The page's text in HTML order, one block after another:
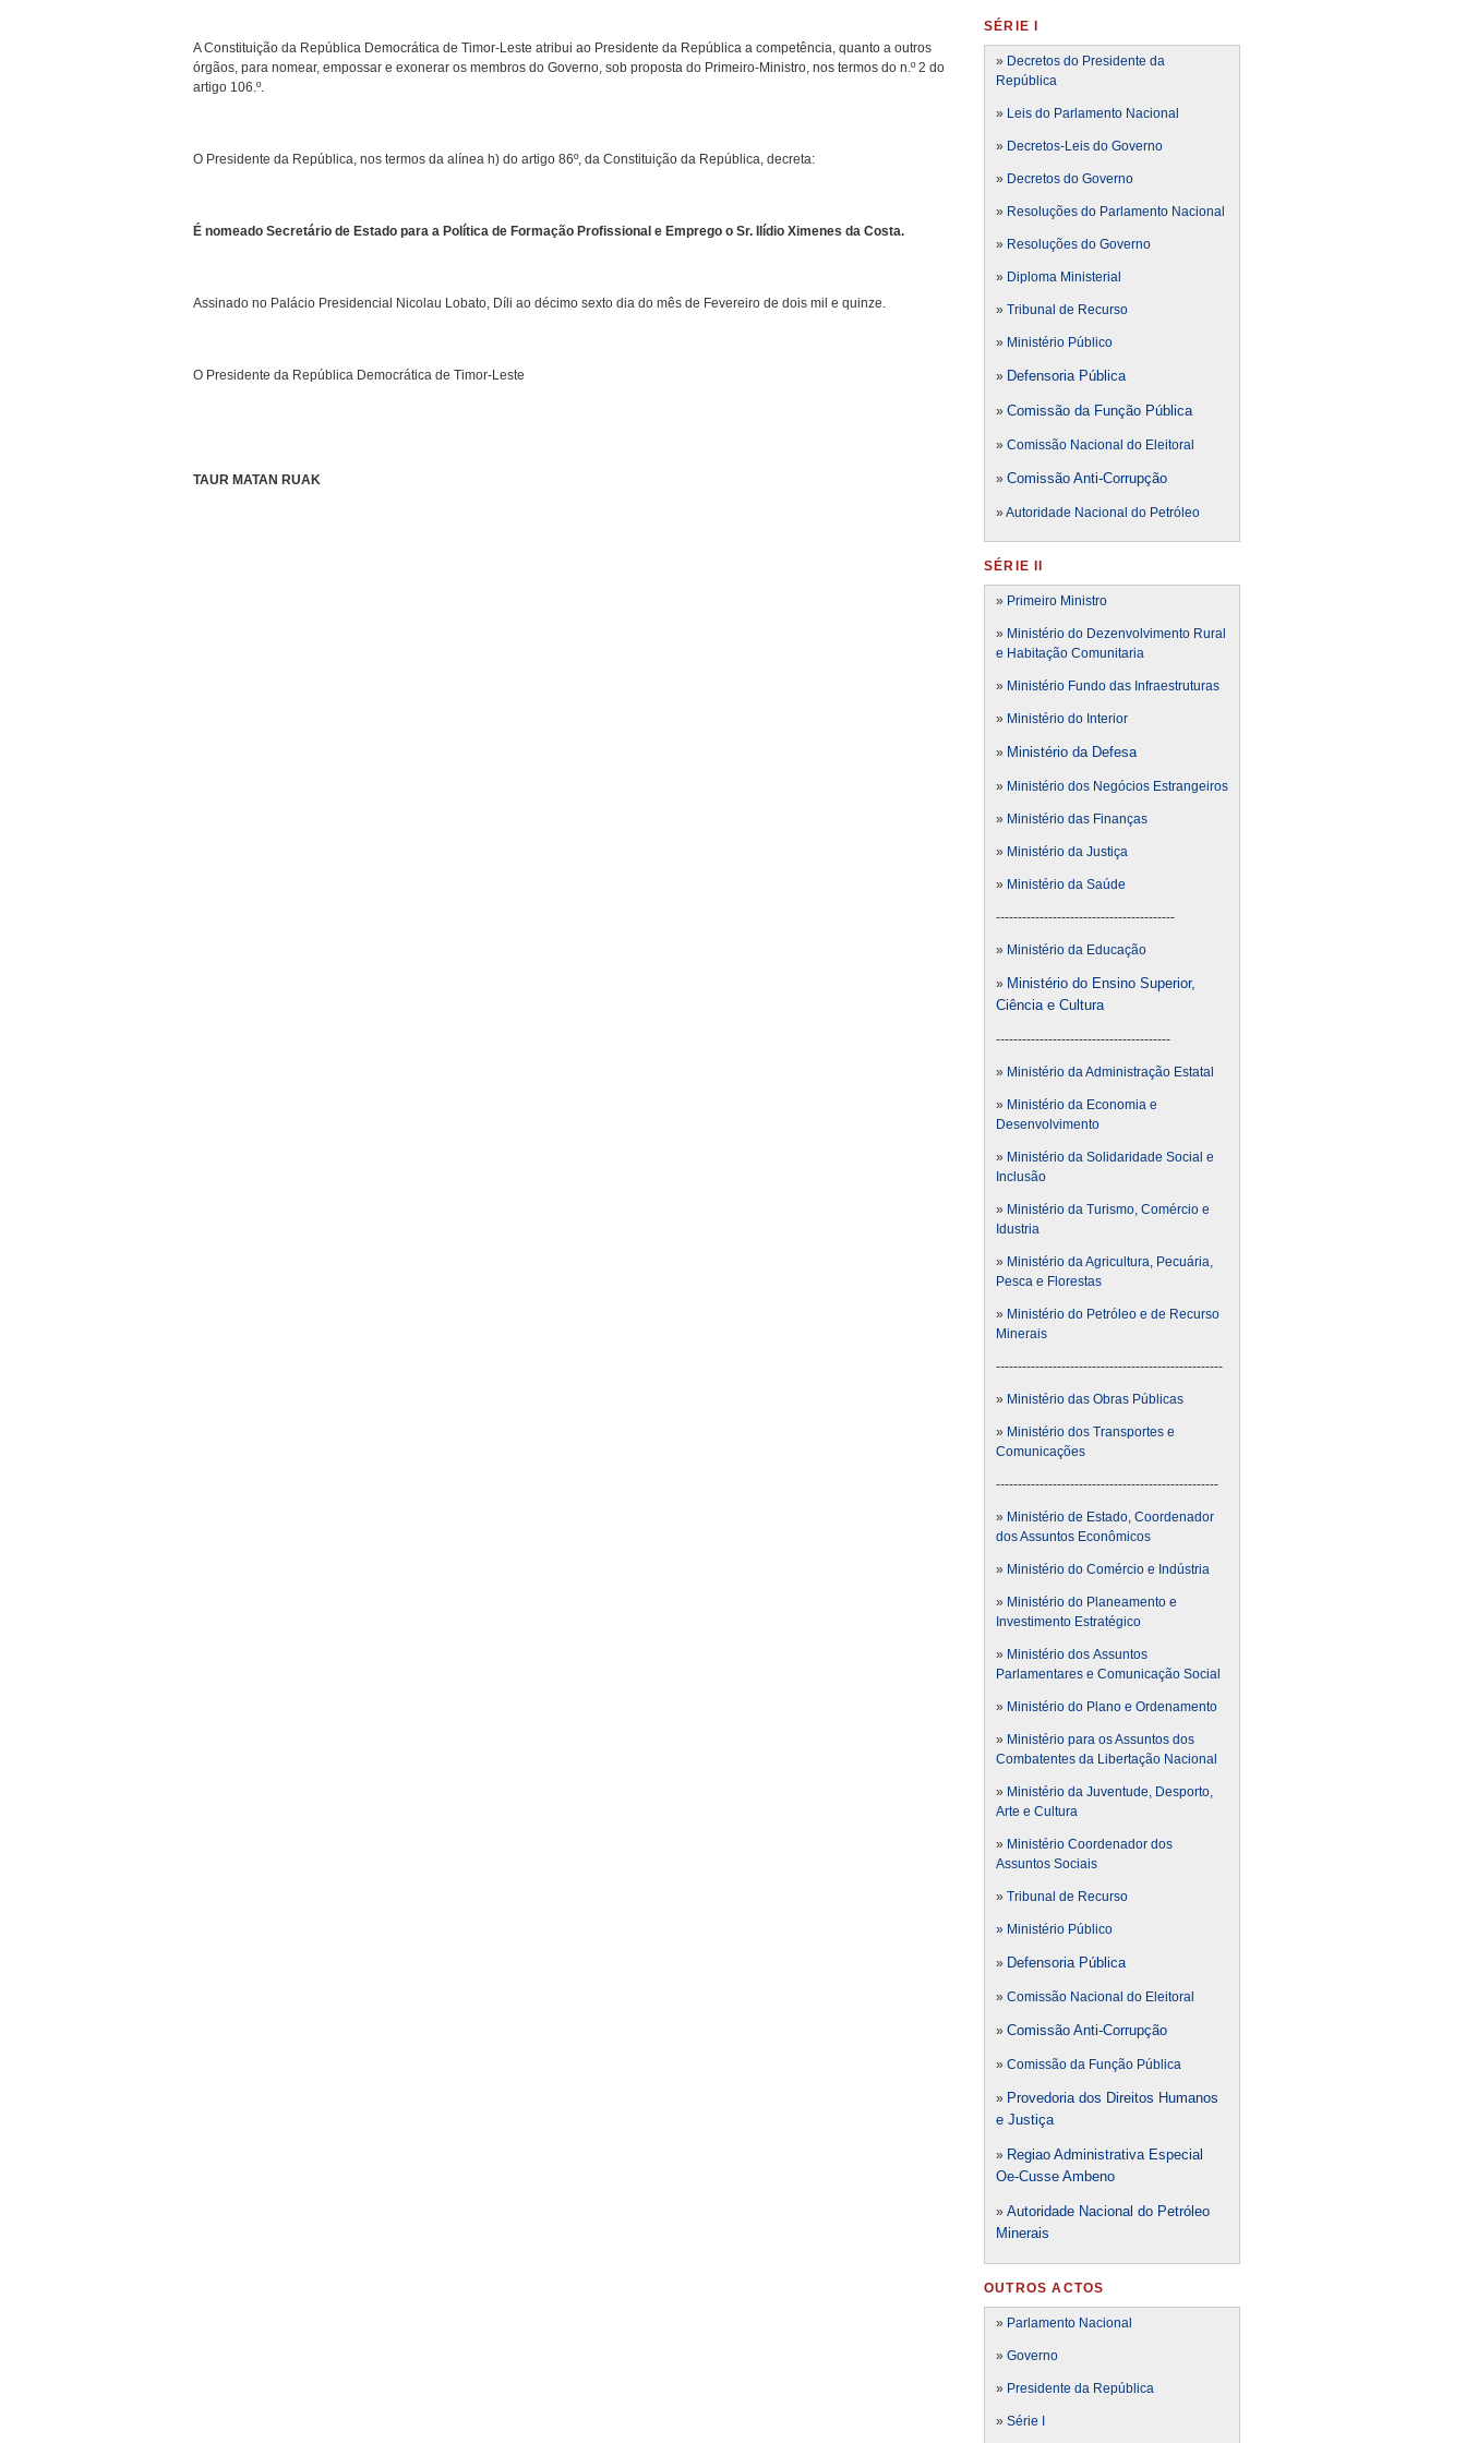
A Constituição da República Democrática de Timor-Leste atribui ao Presidente da República a competência, quanto a outros
órgãos, para nomear, empossar e exonerar os membros do Governo, sob proposta do Primeiro-Ministro, nos termos do n.º 2 do
artigo 106.º.
O Presidente da República, nos termos da alínea h) do artigo 86º, da Constituição da República, decreta:
É nomeado Secretário de Estado para a Política de Formação Profissional e Emprego o Sr. Ilídio Ximenes da Costa.
Assinado no Palácio Presidencial Nicolau Lobato, Díli ao décimo sexto dia do mês de Fevereiro de dois mil e quinze.
O Presidente da República Democrática de Timor-Leste
TAUR MATAN RUAK
SÉRIE I
» Decretos do Presidente da
República
» Leis do Parlamento Nacional
» Decretos-Leis do Governo
» Decretos do Governo
» Resoluções do Parlamento Nacional
» Resoluções do Governo
» Diploma Ministerial
» Tribunal de Recurso
» Ministério Público
» Defensoria Pública
» Comissão da Função Pública
» Comissão Nacional do Eleitoral
» Comissão Anti-Corrupção
» Autoridade Nacional do Petróleo
SÉRIE II
» Primeiro Ministro
» Ministério do Dezenvolvimento Rural
e Habitação Comunitaria
» Ministério Fundo das Infraestruturas
» Ministério do Interior
» Ministério da Defesa
» Ministério dos Negócios Estrangeiros
» Ministério das Finanças
» Ministério da Justiça
» Ministério da Saúde
-----------------------------------------
» Ministério da Educação
» Ministério do Ensino Superior,
Ciência e Cultura
----------------------------------------
» Ministério da Administração Estatal
» Ministério da Economia e
Desenvolvimento
» Ministério da Solidaridade Social e
Inclusão
» Ministério da Turismo, Comércio e
Idustria
» Ministério da Agricultura, Pecuária,
Pesca e Florestas
» Ministério do Petróleo e de Recurso
Minerais
----------------------------------------------------
» Ministério das Obras Públicas
» Ministério dos Transportes e
Comunicações
---------------------------------------------------
» Ministério de Estado, Coordenador
dos Assuntos Econômicos
» Ministério do Comércio e Indústria
» Ministério do Planeamento e
Investimento Estratégico
» Ministério dos Assuntos
Parlamentares e Comunicação Social
» Ministério do Plano e Ordenamento
» Ministério para os Assuntos dos
Combatentes da Libertação Nacional
» Ministério da Juventude, Desporto,
Arte e Cultura
» Ministério Coordenador dos
Assuntos Sociais
» Tribunal de Recurso
» Ministério Público
» Defensoria Pública
» Comissão Nacional do Eleitoral
» Comissão Anti-Corrupção
» Comissão da Função Pública
» Provedoria dos Direitos Humanos
e Justiça
» Regiao Administrativa Especial
Oe-Cusse Ambeno
» Autoridade Nacional do Petróleo
Minerais
OUTROS ACTOS
» Parlamento Nacional
» Governo
» Presidente da República
» Série I